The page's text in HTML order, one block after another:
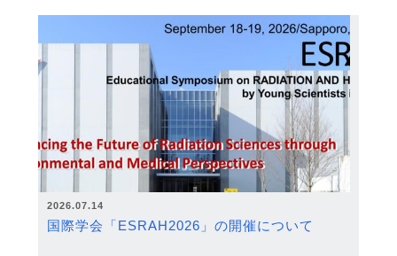
2026.07.14
国際学会「ESRAH2026」の開催について